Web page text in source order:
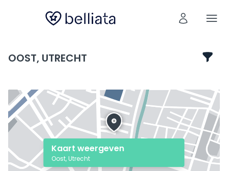
OOST, UTRECHT
Kaart weergeven
Oost, Utrecht